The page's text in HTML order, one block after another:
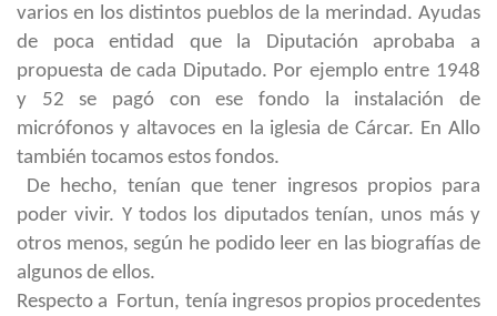
varios en los distintos pueblos de la merindad. Ayudas
de poca entidad que la Diputación aprobaba a
propuesta de cada Diputado. Por ejemplo entre 1948
y 52 se pagó con ese fondo la instalación de
micrófonos y altavoces en la iglesia de Cárcar. En Allo
también tocamos estos fondos.
De hecho, tenían que tener ingresos propios para
poder vivir. Y todos los diputados tenían, unos más y
otros menos, según he podido leer en las biografías de
algunos de ellos.
Respecto a Fortun, tenía ingresos propios procedentes